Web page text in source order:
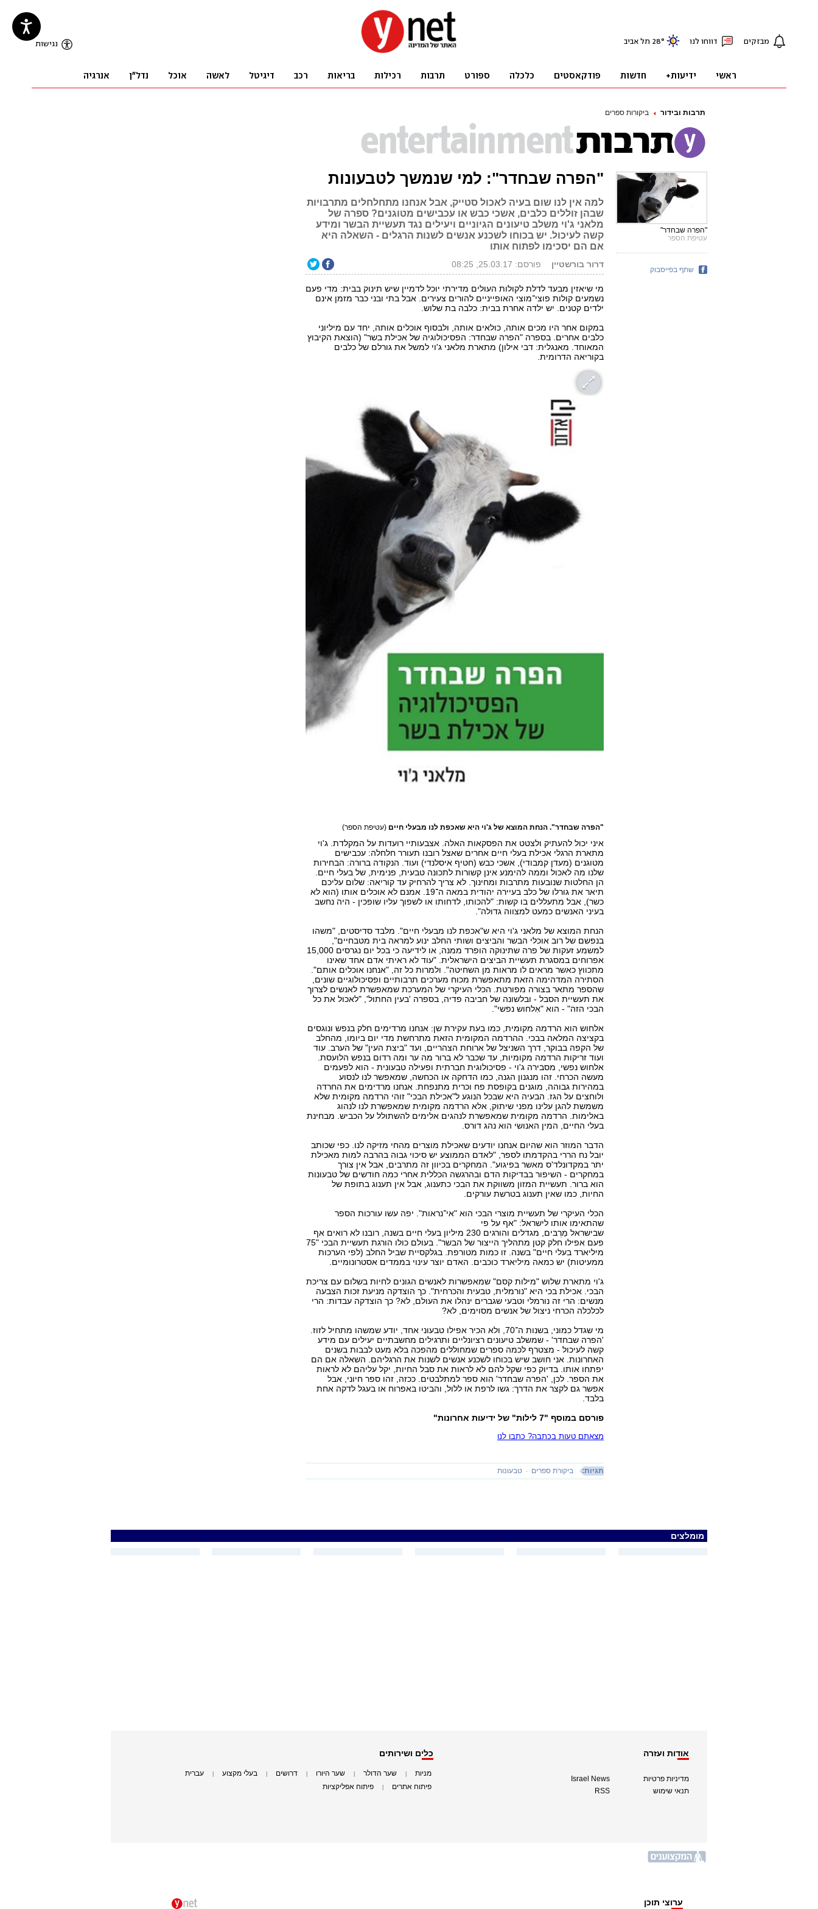
תרבות ובידור ביקורות ספרים
"הפרה שבחדר": למי שנמשך לטבעונות
למה אין לנו שום בעיה לאכול סטייק, אבל אנחנו מתחלחלים מתרבויות
שבהן זוללים כלבים, אשכי כבש או עכבישים מטוגנים? ספרה של
מלאני ג'וי משלב טיעונים הגיוניים ויעילים נגד תעשיית הבשר ומידע
קשה לעיכול. יש בכוחו לשכנע אנשים לשנות הרגלים - השאלה היא
אם הם יסכימו לפתוח אותו
דרור בורשטיין פורסם: 25.03.17, 08:25
מי שיאזין מבעד לדלת לקולות העולים מדירתי יוכל לדמיין שיש תינוק בבית: מדי פעם
נשמעים קולות פוצי־מוצי האופייניים להורים צעירים. אבל בתי ובני כבר מזמן אינם
ילדים קטנים. יש ילדה אחרת בבית: כלבה בת שלוש.
במקום אחר היו מכים אותה, כולאים אותה, ולבסוף אוכלים אותה, יחד עם מיליוני
כלבים אחרים. בספרה "הפרה שבחדר: הפסיכולוגיה של אכילת בשר" (הוצאת הקיבוץ
המאוחד. מאנגלית: דבי אילון) מתארת מלאני ג'וי למשל את גורלם של כלבים
בקוריאה הדרומית.
"הפרה שבחדר". הנחת המוצא של ג'וי היא שאכפת לנו מבעלי חיים (עטיפת הספר)
איני יכול להעתיק ולצטט את הפסקאות האלה. אצבעותיי רועדות על המקלדת. ג'וי
מתארת הרגלי אכילת בעלי חיים אחרים שאצל רובנו תעורר חלחלה: עכבישים
מטוגנים (מעדן קמבודי), אשכי כבש (חטיף איסלנדי) ועוד. הנקודה ברורה: הבחירות
שלנו מה לאכול וממה להימנע אינן קשורות לתכונה טבעית, פנימית, של בעלי חיים.
הן החלטות שנובעות מתרבות ומחינוך. לא צריך להרחיק עד קוריאה: שלום עליכם
תיאר את גורלו של כלב בעיירה יהודית במאה ה־19. אמנם לא אוכלים אותו (הוא לא
כשר), אבל מתעללים בו קשות: "להכותו, לדחותו או לשפוך עליו שופכין - היה נחשב
בעיני האנשים כמעט למצווה גדולה".
הנחת המוצא של מלאני ג'וי היא ש"אכפת לנו מבעלי חיים". מלבד סדיסטים, "משהו
בנפשם של רוב אוכלי הבשר והביצים ושותי החלב ינוע למראה בית מטבחיים",
למשמע זעקות של פרה שתינוקה הופרד ממנה, או לידיעה כי בכל יום נגרסים 15,000
אפרוחים במסגרת תעשיית הביצים הישראלית. "עוד לא ראיתי אדם אחד שאינו
מתכווץ כאשר מראים לו מראות מן השחיטה". ולמרות כל זה, "אנחנו אוכלים אותם".
הסתירה המדהימה הזאת מתאפשרת מכוח מערכים תרבותיים ופסיכולוגיים שונים,
שהספר מתאר בצורה מפורטת. הכלי העיקרי של המערכת שמאפשרת לאנשים לצרוך
את תעשיית הסבל - ובלשונה של חביבה פדיה, בספרה 'בעין החתול', "לאכול את כל
הבכי הזה" - הוא "אִלחוש נפשי".
אלחוש הוא הרדמה מקומית, כמו בעת עקירת שן: אנחנו מרדימים חלק בנפש ונוגסים
בקציצה המלאה בבכי. ההרדמה המקומית הזאת מתרחשת מדי יום ביומו, מהחלב
של הקפה בבוקר, דרך השניצל של ארוחת הצהריים, ועד "ביצת העין" של הערב. עוד
ועוד זריקות הרדמה מקומיות, עד שכבר לא ברור מה ער ומה רדום בנפש הלועסת.
אלחוש נפשי, מסבירה ג'וי - פסיכולוגית חברתית ופעילה טבעונית - הוא לפעמים
מעשה הכרחי. זהו מנגנון הגנה, כמו הדחקה או הכחשה, שמאפשר לנו לנסוע
במהירות גבוהה, מוגנים בקופסת פח וכרית מתנפחת. אנחנו מרדימים את החרדה
ולוחצים על הגז. הבעיה היא שבכל הנוגע ל"אכילת הבכי" זוהי הרדמה מקומית שלא
משמשת להגן עלינו מפני שיתוק, אלא הרדמה מקומית שמאפשרת לנו לנהוג
באלימות. הרדמה מקומית שמאפשרת לנהגים אלימים להשתולל על הכביש. מבחינת
בעלי החיים, המין האנושי הוא נהג דורס.
הדבר המוזר הוא שהיום אנחנו יודעים שאכילת מוצרים מהחי מזיקה לנו. כפי שכותב
יובל נח הררי בהקדמתו לספר, "לאדם הממוצע יש סיכוי גבוה בהרבה למות מאכילת
יתר במקדונלד'ס מאשר בפיגוע". המחקרים בכיוון זה מתרבים, אבל אין צורך
במחקרים - השיפור בבדיקות הדם ובהרגשה הכללית אחרי כמה חודשים של טבעונות
הוא ברור. תעשיית המזון משווקת את הבכי כתענוג, אבל אין תענוג בתופת של
החיות, כמו שאין תענוג בטרשת עורקים.
הכלי העיקרי של תעשיית מוצרי הבכי הוא "אי־נראות". יפה עשו עורכות הספר
שהתאימו אותו לישראל: "אף על פי
שבישראל מַרְבּים, מגדלים והורגים 230 מיליון בעלי חיים בשנה, רובנו לא רואים אף
פעם אפילו חלק קטן מתהליך הייצור של הבשר". בעולם כולו הורגת תעשיית הבכי "75
מיליארד בעלי חיים" בשנה. זו כמות מטורפת. בגלקסיית שביל החלב (לפי הערכות
ממעיטות) יש כמאה מיליארד כוכבים. האדם יוצר עינוי בממדים אסטרונומיים.
ג'וי מתארת שלוש "מילות קסם" שמאפשרות לאנשים הגונים לחיות בשלום עם צריכת
הבכי. אכילת בכי היא "נורמלית, טבעית והכרחית". כך הוצדקה מניעת זכות הצבעה
מנשים: הרי זה נורמלי וטבעי שגברים ינהלו את העולם, לא? כך הוצדקה עבדות: הרי
לכלכלה הכרחי ניצול של אנשים מסוימים, לא?
מי שגדל כמוני, בשנות ה־70, ולא הכיר אפילו טבעוני אחד, יודע שמשהו מתחיל לזוז.
'הפרה שבחדר' - שמשלב טיעונים רציונליים ותרגילים מחשבתיים יעילים עם מידע
קשה לעיכול - מצטרף לכמה ספרים שמחוללים מהפכה בלא מעט לבבות בשנים
האחרונות. אני חושב שיש בכוחו לשכנע אנשים לשנות את הרגליהם. השאלה אם הם
יפתחו אותו. בדיוק כפי שקל להם לא לראות את סבל החיות, יקל עליהם לא לראות
את הספר. לכן, 'הפרה שבחדר' הוא ספר למתלבטים. ככזה, זהו ספר חיוני, אבל
אפשר גם לקצר את הדרך: גשו לרפת או ללול, והביטו באפרוח או בעגל לדקה אחת
בלבד.
פורסם במוסף "7 לילות" של ידיעות אחרונות"
מצאתם טעות בכתבה? כתבו לנו
תגיות: ביקורת ספרים טבעונות
"הפרה שבחדר"
עטיפת הספר
שתף בפייסבוק
מומלצים
אודות ועזרה
מדיניות פרטיות
תנאי שימוש
Israel News
RSS
כלים ושירותים
מניות שער הדולר שער היורו דרושים בעלי מקצוע עברית
פיתוח אתרים פיתוח אפליקציות
ערוצי תוכן